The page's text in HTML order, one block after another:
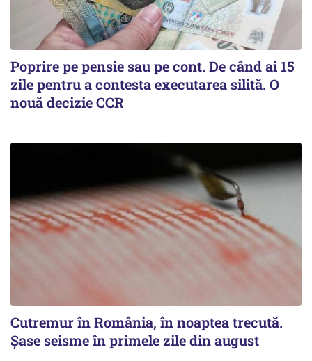
Poprire pe pensie sau pe cont. De când ai 15
zile pentru a contesta executarea silită. O
nouă decizie CCR
Cutremur în România, în noaptea trecută.
Șase seisme în primele zile din august